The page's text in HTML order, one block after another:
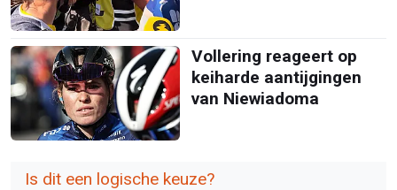
Vollering reageert op
keiharde aantijgingen
van Niewiadoma
Is dit een logische keuze?